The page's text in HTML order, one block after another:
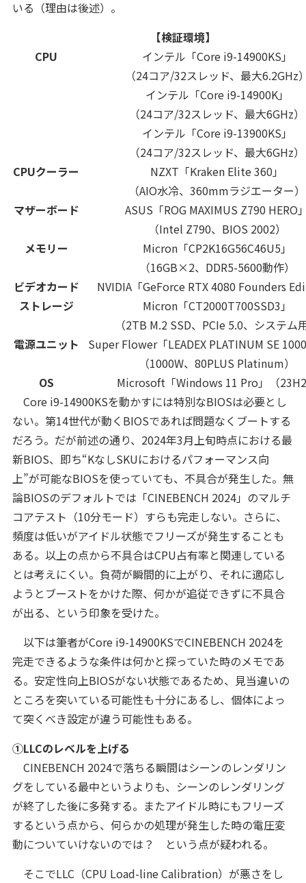
いる（理由は後述）。
【検証環境】
CPU
インテル「Core i9-14900KS」
（24コア/32スレッド、最大6.2GHz
インテル「Core i9-14900K」
（24コア/32スレッド、最大6GHz）
インテル「Core i9-13900KS」
（24コア/32スレッド、最大6GHz）
CPUクーラー
NZXT「Kraken Elite 360」
（AIO水冷、360mmラジエーター）
マザーボード
ASUS「ROG MAXIMUS Z790 HERO
（Intel Z790、BIOS 2002）
メモリー
Micron「CP2K16G56C46U5」
（16GB×2、DDR5-5600動作）
ビデオカード
NVIDIA「GeForce RTX 4080 Founders
ストレージ
Micron「CT2000T700SSD3」
（2TB M.2 SSD、PCIe 5.0、システム
電源ユニット
Super Flower「LEADEX PLATINUM SE
（1000W、80PLUS Platinum）
OS
Microsoft「Windows 11 Pro」（
Core i9-14900KSを動かすには特別なBIOSは必要とし
ない。第14世代が動くBIOSであれば問題なくブートする
だろう。だが前述の通り、2024年3月上旬時点における最
新BIOS、即ち“KなしSKUにおけるパフォーマンス向
上”が可能なBIOSを使っていても、不具合が発生した。無
論BIOSのデフォルトでは「CINEBENCH 2024」のマルチ
コアテスト（10分モード）すらも完走しない。さらに、
頻度は低いがアイドル状態でフリーズが発生することも
ある。以上の点から不具合はCPU占有率と関連している
とは考えにくい。負荷が瞬間的に上がり、それに適応し
ようとブーストをかけた際、何かが追従できずに不具合
が出る、という印象を受けた。
以下は筆者がCore i9-14900KSでCINEBENCH 2024を
完走できるような条件は何かと探っていた時のメモであ
る。安定性向上BIOSがない状態であるため、見当違いの
ところを突いている可能性も十分にあるし、個体によっ
て突くべき設定が違う可能性もある。
①LLCのレベルを上げる
CINEBENCH 2024で落ちる瞬間はシーンのレンダリン
グをしている最中というよりも、シーンのレンダリング
が終了した後に多発する。またアイドル時にもフリーズ
するという点から、何らかの処理が発生した時の電圧変
動についていけないのでは？ という点が疑われる。
そこでLLC（CPU Load-line Calibration）が悪さをし